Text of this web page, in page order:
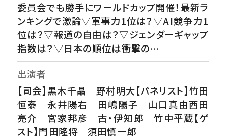
委員会でも勝手にワールドカップ開催！最新ラ
ンキングで激論▽軍事力1位は？▽AI競争力1
位は？▽報道の自由は？▽ジェンダーギャップ
指数は？▽日本の順位は衝撃の…
出演者
【司会】黒木千晶 野村明大【パネリスト】竹田
恒泰 永井陽右 田嶋陽子 山口真由西田
亮介 宮家邦彦 古・伊知郎 竹中平蔵【ゲ
スト】門田隆将 須田慎一郎